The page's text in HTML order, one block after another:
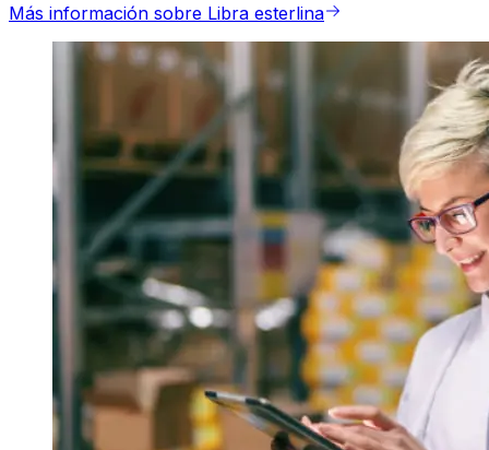
Más información sobre Libra esterlina